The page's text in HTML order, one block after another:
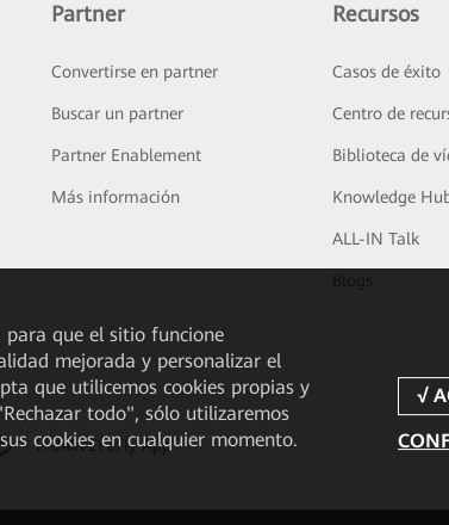
Partner
Convertirse en partner
Buscar un partner
Partner Enablement
Más información
Recursos
Casos de éxito
Centro de
Biblioteca de
Knowledge
ALL-IN Talk
HUAWEI eFly App
para que el sitio funcione
mejorada y personalizar el
que utilicemos cookies propias y
todo", sólo utilizaremos
cookies en cualquier momento.